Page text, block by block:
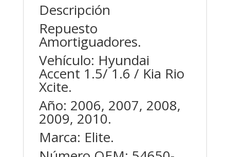
Descripción
Repuesto
Amortiguadores.
Vehículo: Hyundai
Accent 1.5/ 1.6 / Kia Rio
Xcite.
Año: 2006, 2007, 2008,
2009, 2010.
Marca: Elite.